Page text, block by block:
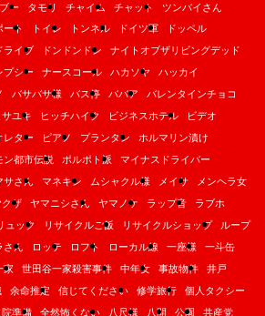
ー タモリ チャイム チャット
ツンバイさん
ート トイレ トンネル ドイツ軍
ドッペル
ライブ ドンドンドン
ナイトオブザリビングデッド
プシー ナースコール ハカソヤ
ハッカイ
バサバサ様 バス停 ババア
バレンタインチョコ
サユキ ヒッチハイク ビジネスホテル
ビデオ
レター ピアノ プランタン
ホルマリン漬け
ン都市伝説 ポルポト派
マイナスドライバー
サさん マネキン ムシャクル様 メイサ
メンヘラ女
クザ ヤマニシさん ヤマノケ ラップ音
ラブホ
ュック
リサイクルご飯 リサイクルショップ
ループ
さん ロッテ ロフト ローカル線 一座様
一斗缶
家 世田谷一家殺害事件 中年女 事故物件
井戸
余命推定 信じてください 修学旅行
個人タクシー
院準備 全然怖くない 八尺様 八開 公園
共産党